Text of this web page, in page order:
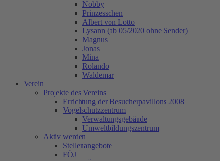
Nobby
Prinzesschen
Albert von Lotto
Lysann (ab 05/2020 ohne Sender)
Magnus
Jonas
Mina
Rolando
Waldemar
Verein
Projekte des Vereins
Errichtung der Besucherpavillons 2008
Vogelschutzzentrum
Verwaltungsgebäude
Umweltbildungszentrum
Aktiv werden
Stellenangebote
FÖJ